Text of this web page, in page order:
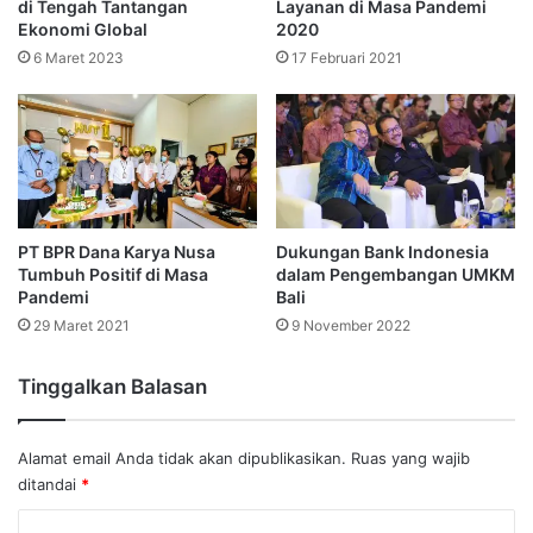
di Tengah Tantangan
Ekonomi Global
6 Maret 2023
Layanan di Masa Pandemi
2020
17 Februari 2021
PT BPR Dana Karya Nusa
Tumbuh Positif di Masa
Pandemi
29 Maret 2021
Dukungan Bank Indonesia
dalam Pengembangan UMKM
Bali
9 November 2022
Tinggalkan Balasan
Alamat email Anda tidak akan dipublikasikan. Ruas yang wajib
ditandai *